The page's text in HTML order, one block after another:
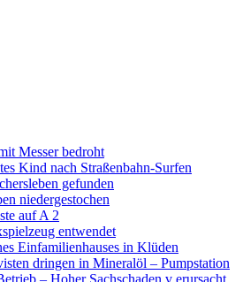
Messer bedroht
Kind nach Straßenbahn-Surfen
gefunden
niedergestochen
auf A 2
entwendet
Einfamilienhauses in Klüden
dringen in Mineralöl – Pumpstation
– Hoher Sachschaden v erursacht